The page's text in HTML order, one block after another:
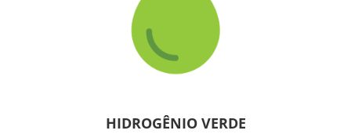
HIDROGÊNIO VERDE